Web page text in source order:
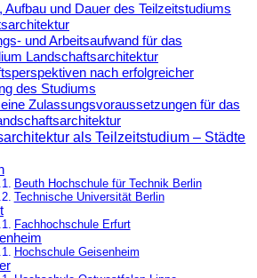
Aufbau und Dauer des Teilzeitstudiums
und Arbeitsaufwand für das
Landschaftsarchitektur
nach erfolgreicher
des Studiums
Zulassungsvoraussetzungen für das
als Teilzeitstudium – Städte
Beuth Hochschule für Technik Berlin
Technische Universität Berlin
Fachhochschule Erfurt
Hochschule Geisenheim